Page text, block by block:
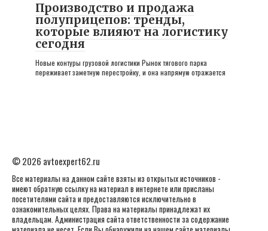
Производство и продажа
полуприцепов: тренды,
которые влияют на логистику
сегодня
Новые контуры грузовой логистики Рынок тягового парка
переживает заметную перестройку, и она напрямую отражается
© 2026 avtoexpert62.ru
Все материалы на данном сайте взяты из открытых источников -
имеют обратную ссылку на материал в интернете или присланы
посетителями сайта и предоставляются исключительно в
ознакомительных целях. Права на материалы принадлежат их
владельцам. Администрация сайта ответственности за содержание